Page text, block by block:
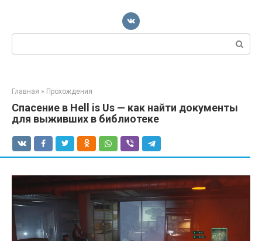
Поиск:
Главная » Прохождения
Спасение в Hell is Us — как найти документы
для выживших в библиотеке